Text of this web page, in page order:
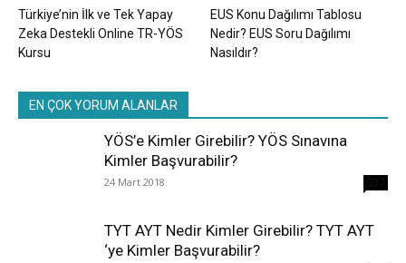
Türkiye’nin İlk ve Tek Yapay
Zeka Destekli Online TR-YÖS
Kursu
EUS Konu Dağılımı Tablosu
Nedir? EUS Soru Dağılımı
Nasıldır?
EN ÇOK YORUM ALANLAR
YÖS’e Kimler Girebilir? YÖS Sınavına
Kimler Başvurabilir?
24 Mart 2018
TYT AYT Nedir Kimler Girebilir? TYT AYT
‘ye Kimler Başvurabilir?